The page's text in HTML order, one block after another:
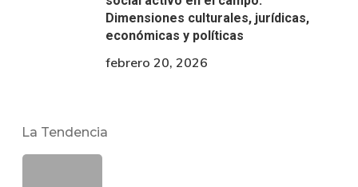
Dimensiones culturales, jurídicas,
económicas y políticas
febrero 20, 2026
La Tendencia